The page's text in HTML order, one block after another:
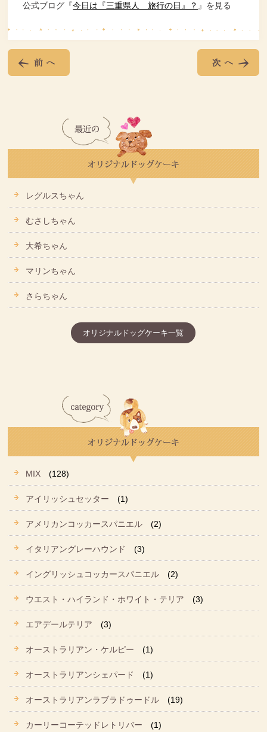
公式ブログ『今日は『三重県人 旅行の日』？ 』を見る
レグルスちゃん
むさしちゃん
大希ちゃん
マリンちゃん
さらちゃん
オリジナルドッグケーキ一覧
MIX (128)
アイリッシュセッター (1)
アメリカンコッカースパニエル (2)
イタリアングレーハウンド (3)
イングリッシュコッカースパニエル (2)
ウエスト・ハイランド・ホワイト・テリア (3)
エアデールテリア (3)
オーストラリアン・ケルピー (1)
オーストラリアンシェパード (1)
オーストラリアンラブラドゥードル (19)
カーリーコーテッドレトリバー (1)